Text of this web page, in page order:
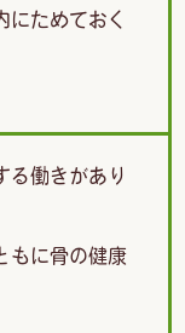
にためておく
る働きがあり
もに骨の健康